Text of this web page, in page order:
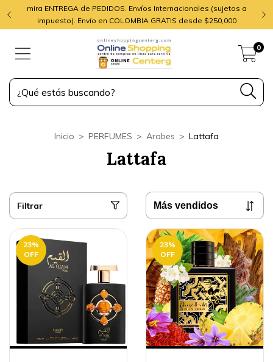
mira ENTREGA de PEDIDOS. Envíos Internacionales (sujetos a
impuesto). Envío en COLOMBIA GRATIS desde $250,000
0
Inicio > PERFUMES > Arabes > Lattafa
Lattafa
Filtrar
23%
OFF
23%
OFF